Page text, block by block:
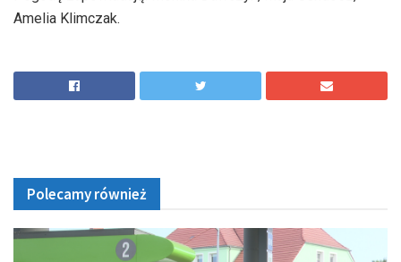
Amelia Klimczak.
Polecamy również